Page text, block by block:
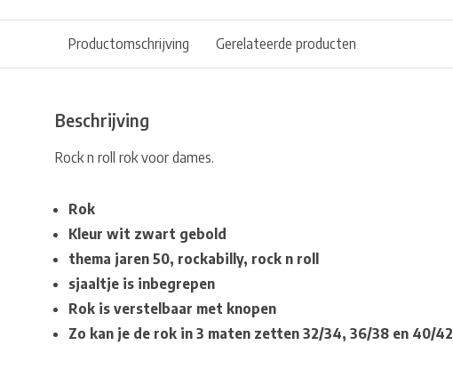
Productomschrijving Gerelateerde producten
Beschrijving
Rock n roll rok voor dames.
Rok
Kleur wit zwart gebold
thema jaren 50, rockabilly, rock n roll
sjaaltje is inbegrepen
Rok is verstelbaar met knopen
Zo kan je de rok in 3 maten zetten 32/34, 36/38 en 40/42